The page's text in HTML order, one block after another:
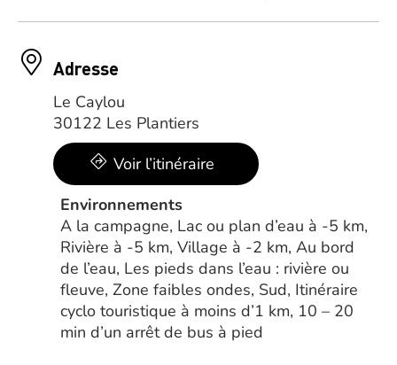
Adresse
Le Caylou
30122 Les Plantiers
Voir l’itinéraire
Environnements
A la campagne, Lac ou plan d’eau à -5 km,
Rivière à -5 km, Village à -2 km, Au bord
de l’eau, Les pieds dans l’eau : rivière ou
fleuve, Zone faibles ondes, Sud, Itinéraire
cyclo touristique à moins d’1 km, 10 – 20
min d’un arrêt de bus à pied